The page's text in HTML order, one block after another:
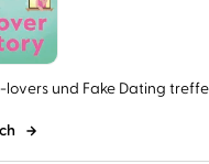
lovers und Fake Dating